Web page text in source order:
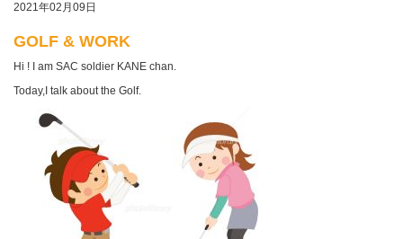
2021年02月09日
GOLF & WORK
Hi ! I am SAC soldier KANE chan.
Today,I talk about the Golf.